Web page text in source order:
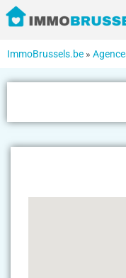
ImmoBrussels.be »